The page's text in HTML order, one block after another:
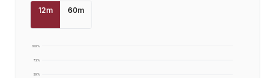
12m 60m
50%
75%
100%